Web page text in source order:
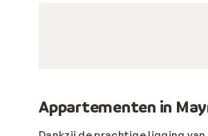
Appartementen in